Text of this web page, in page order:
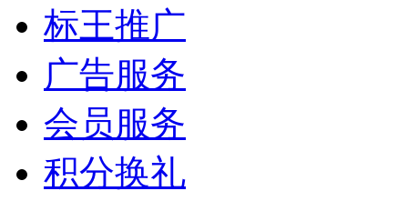
标王推广
广告服务
会员服务
积分换礼